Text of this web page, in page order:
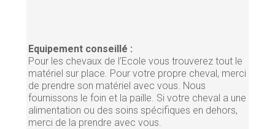
Equipement conseillé :
Pour les chevaux de l’Ecole vous trouverez tout le
matériel sur place. Pour votre propre cheval, merci
de prendre son matériel avec vous. Nous
fournissons le foin et la paille. Si votre cheval a une
alimentation ou des soins spécifiques en dehors,
merci de la prendre avec vous.